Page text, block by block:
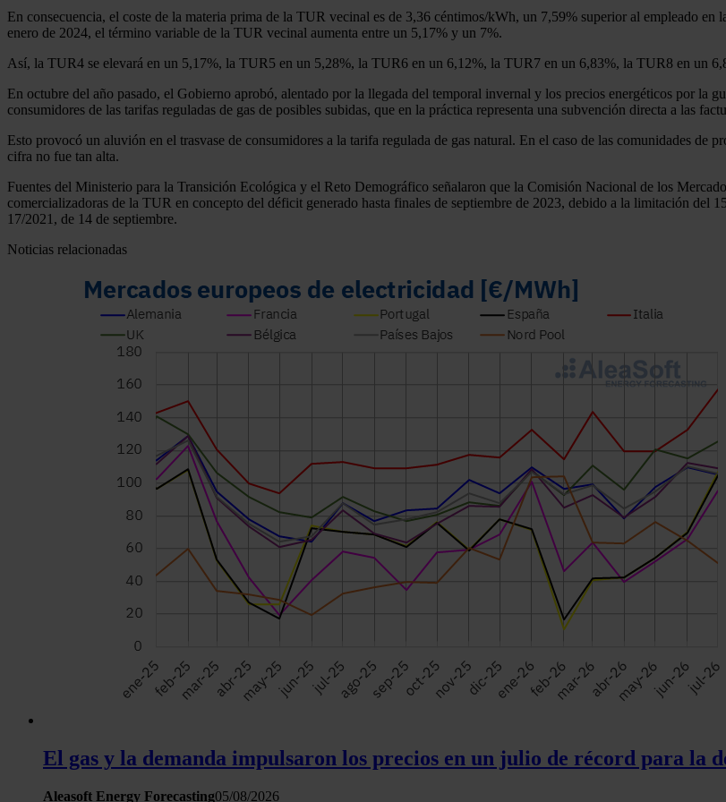
En consecuencia, el coste de la materia prima de la TUR vecinal es de 3,36 céntimos/kWh, un 7,59% superior al empleado en
enero de 2024, el término variable de la TUR vecinal aumenta entre un 5,17% y un 7%.
Así, la TUR4 se elevará en un 5,17%, la TUR5 en un 5,28%, la TUR6 en un 6,12%, la TUR7 en un 6,83%, la TUR8 en un
En octubre del año pasado, el Gobierno aprobó, alentado por la llegada del temporal invernal y los precios energéticos por la
consumidores de las tarifas reguladas de gas de posibles subidas, que en la práctica representa una subvención directa a las
Esto provocó un aluvión en el trasvase de consumidores a la tarifa regulada de gas natural. En el caso de las comunidades de
cifra no fue tan alta.
Fuentes del Ministerio para la Transición Ecológica y el Reto Demográfico señalaron que la Comisión Nacional de los
comercializadoras de la TUR en concepto del déficit generado hasta finales de septiembre de 2023, debido a la limitación del
17/2021, de 14 de septiembre.
Noticias relacionadas
El gas y la demanda impulsaron los precios en un julio de récord para la
Aleasoft Energy Forecasting05/08/2026